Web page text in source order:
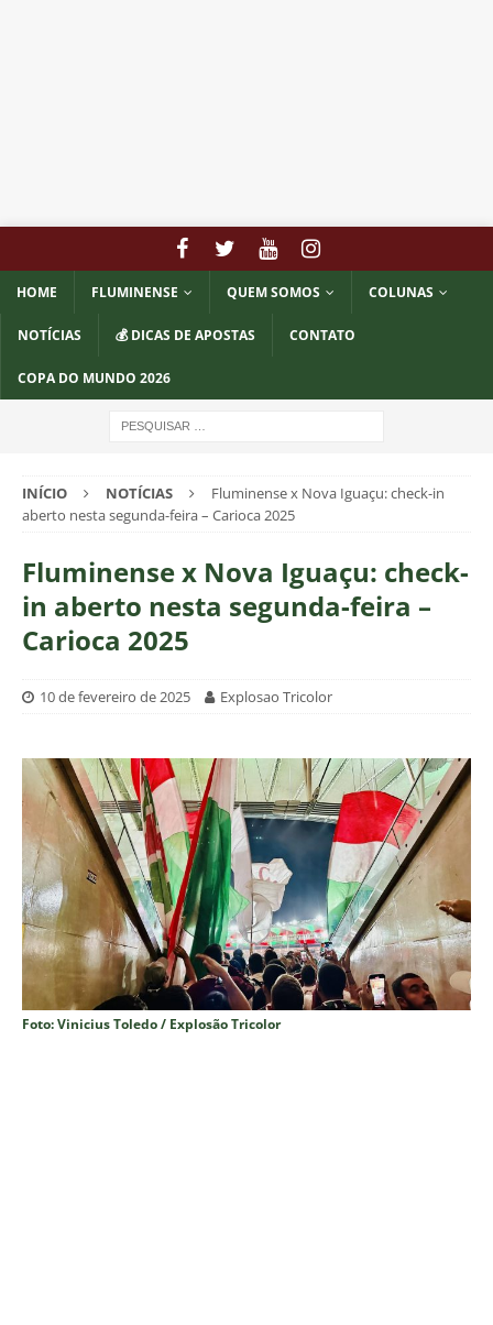
HOME FLUMINENSE QUEM SOMOS COLUNAS
NOTÍCIAS 💰 DICAS DE APOSTAS CONTATO
COPA DO MUNDO 2026
INÍCIO NOTÍCIAS
Fluminense x Nova Iguaçu: check-in
aberto nesta segunda-feira – Carioca 2025
Fluminense x Nova Iguaçu: check-
in aberto nesta segunda-feira –
Carioca 2025
10 de fevereiro de 2025 Explosao Tricolor
Foto: Vinicius Toledo / Explosão Tricolor